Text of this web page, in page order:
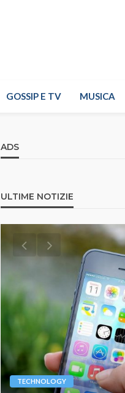
GOSSIP E TV MUSICA
ADS
ULTIME NOTIZIE
TECHNOLOGY